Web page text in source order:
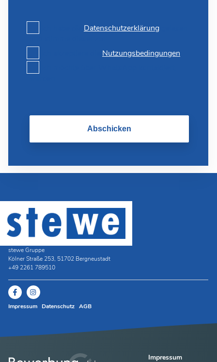
Datenschutzerklärung
Nutzungsbedingungen
Abschicken
stewe Gruppe
Kölner Straße 253, 51702 Bergneustadt
+49 2261 789510
Impressum Datenschutz AGB
Impressum